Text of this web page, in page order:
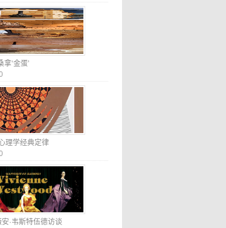
‘金蛋’
理学经典定律
安·韦斯特伍德访谈